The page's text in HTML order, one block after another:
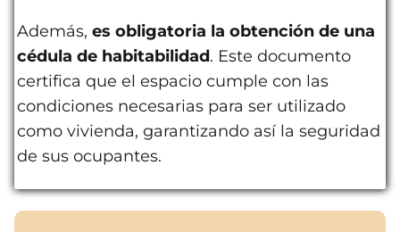
Además, es obligatoria la obtención de una
cédula de habitabilidad. Este documento
certifica que el espacio cumple con las
condiciones necesarias para ser utilizado
como vivienda, garantizando así la seguridad
de sus ocupantes.